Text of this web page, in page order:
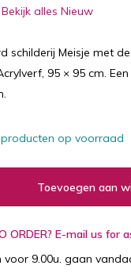
Bekijk alles Nieuw
schilderij Meisje met
95 × 95 cm.
op voorraad
Toevoegen aan
ORDER? E-mail us for
voor 9.00u. gaan